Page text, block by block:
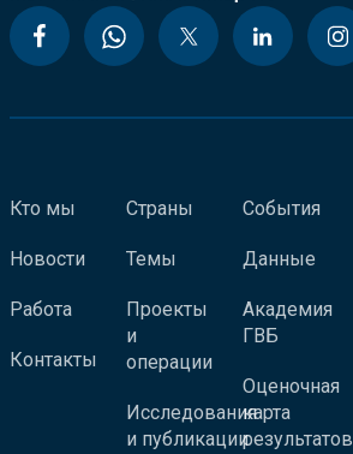
Кто мы
Новости
Работа
Контакты
Страны
Темы
Проекты
и
операции
Исследования
и публикации
События
Данные
Академия
ГВБ
Оценочная
карта
результатов